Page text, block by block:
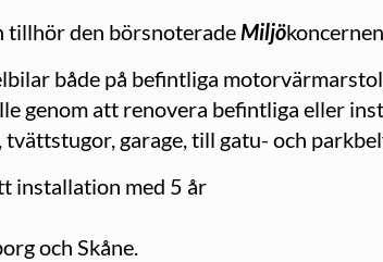
tillhör den börsnoteradeMiljö
både på befint­liga
genom att renovera befintliga eller
garage, till gatu- och
installation med 5 år
och Skåne.